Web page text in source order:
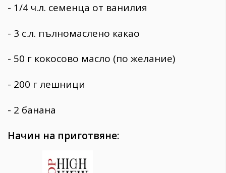
- 1/4 ч.л. семенца от ванилия
- 3 с.л. пълномаслено какао
- 50 г кокосово масло (по желание)
- 200 г лешници
- 2 банана
Начин на приготвяне: